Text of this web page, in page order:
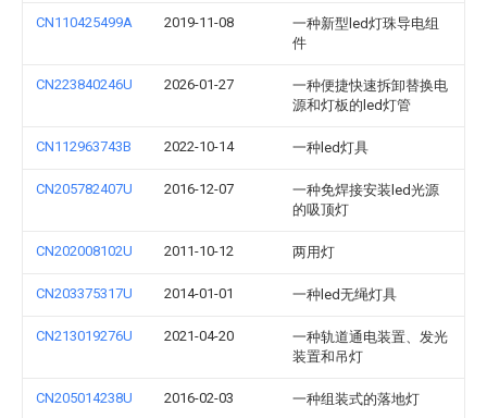
CN110425499A 2019-11-08
一种新型led灯珠导电组
件
CN223840246U 2026-01-27
一种便捷快速拆卸替换电
源和灯板的led灯管
CN112963743B 2022-10-14 一种led灯具
CN205782407U 2016-12-07
一种免焊接安装led光源
的吸顶灯
CN202008102U 2011-10-12 两用灯
CN203375317U 2014-01-01 一种led无绳灯具
CN213019276U 2021-04-20
一种轨道通电装置、发光
装置和吊灯
CN205014238U 2016-02-03 一种组装式的落地灯